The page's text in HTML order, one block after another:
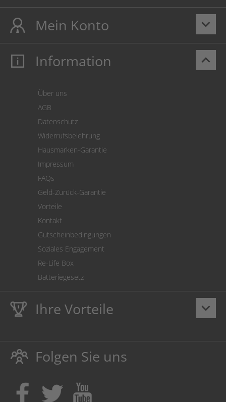
keyboard_arrow_down
Mein Konto
Mein Konto
Cookie Einstellungen
keyboard_arrow_up
Information
Über uns
AGB
Datenschutz
Widerrufsbelehrung
Hausmarken-Garantie
Impressum
FAQs
Geld-Zurück-Garantie
Vorteile
Kontakt
Gutscheinbedingungen
Soziales Engagement
Re-Life Box
Batteriegesetz
keyboard_arrow_down
Ihre Vorteile
LebenslangeHausmarke Garantieauf Toner und Tinte
schützt auch Ihren Drucker.
Umweltfreundlich dadurch Abfallvermeidung.
Kaufen Sie Tinte & Toner ruhig da, wo Ihre Kinder einen
Ausbildungsplatz bekommen!
Folgen Sie uns